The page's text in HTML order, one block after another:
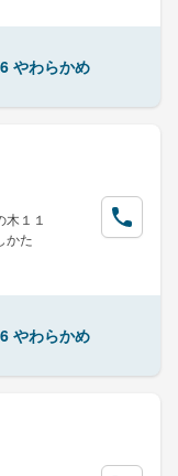
やわらかめ
１１
かた
やわらかめ